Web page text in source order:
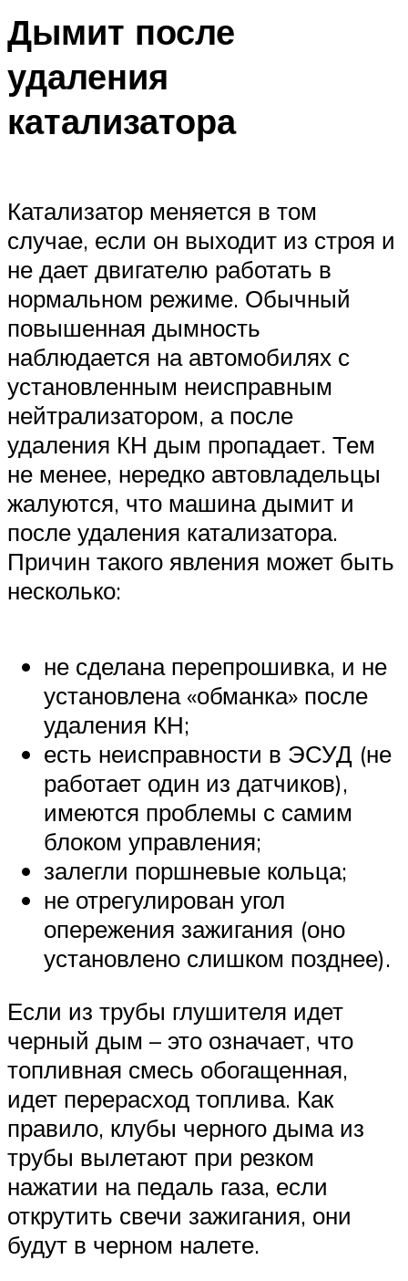
Дымит после
удаления
катализатора
Катализатор меняется в том
случае, если он выходит из строя и
не дает двигателю работать в
нормальном режиме. Обычный
повышенная дымность
наблюдается на автомобилях с
установленным неисправным
нейтрализатором, а после
удаления КН дым пропадает. Тем
не менее, нередко автовладельцы
жалуются, что машина дымит и
после удаления катализатора.
Причин такого явления может быть
несколько:
не сделана перепрошивка, и не
установлена «обманка» после
удаления КН;
есть неисправности в ЭСУД (не
работает один из датчиков),
имеются проблемы с самим
блоком управления;
залегли поршневые кольца;
не отрегулирован угол
опережения зажигания (оно
установлено слишком позднее).
Если из трубы глушителя идет
черный дым – это означает, что
топливная смесь обогащенная,
идет перерасход топлива. Как
правило, клубы черного дыма из
трубы вылетают при резком
нажатии на педаль газа, если
открутить свечи зажигания, они
будут в черном налете.